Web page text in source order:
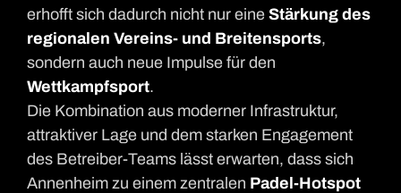
erhofft sich dadurch nicht nur eine Stärkung des
regionalen Vereins- und Breitensports,
sondern auch neue Impulse für den
Wettkampfsport.
Die Kombination aus moderner Infrastruktur,
attraktiver Lage und dem starken Engagement
des Betreiber-Teams lässt erwarten, dass sich
Annenheim zu einem zentralen Padel-Hotspot